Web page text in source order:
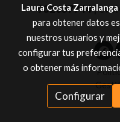
932657744|
Laura Costa Zarralanga
para obtener datos
nuestros usuarios y
configurar tus
o obtener más
Configurar